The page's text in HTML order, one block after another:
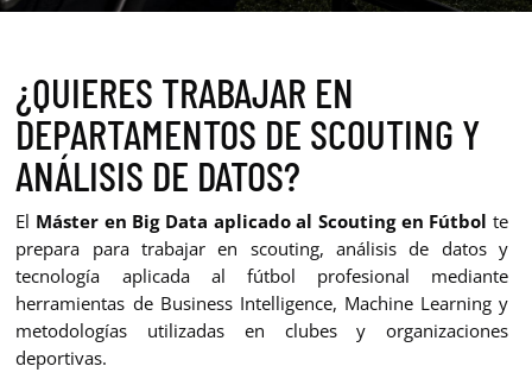
¿QUIERES TRABAJAR EN
DEPARTAMENTOS DE SCOUTING Y
ANÁLISIS DE DATOS?
El Máster en Big Data aplicado al Scouting en Fútbol te
prepara para trabajar en scouting, análisis de datos y
tecnología aplicada al fútbol profesional mediante
herramientas de Business Intelligence, Machine Learning y
metodologías utilizadas en clubes y organizaciones
deportivas.